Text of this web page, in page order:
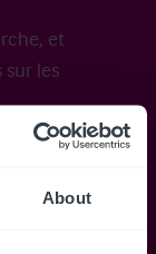
About
et
les